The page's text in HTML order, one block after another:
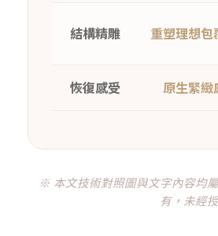
結構精雕 重塑理想
恢復感受 原生緊緻
※ 本文技術對照圖與文字內容均
有，未經